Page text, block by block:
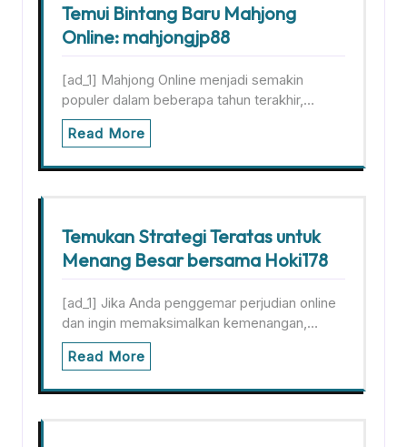
Temui Bintang Baru Mahjong
Online: mahjongjp88
[ad_1] Mahjong Online menjadi semakin
populer dalam beberapa tahun terakhir,…
Read More
Temukan Strategi Teratas untuk
Menang Besar bersama Hoki178
[ad_1] Jika Anda penggemar perjudian online
dan ingin memaksimalkan kemenangan,…
Read More